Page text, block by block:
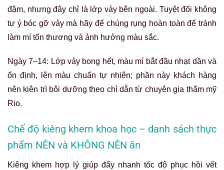
đậm, nhưng đây chỉ là lớp vảy bên ngoài. Tuyệt đối không
tự ý bóc gỡ vảy mà hãy để chúng rụng hoàn toàn để tránh
làm mí tổn thương và ảnh hưởng màu sắc.
Ngày 7–14: Lớp vảy bong hết, màu mí bắt đầu nhạt dần và
ổn định, lên màu chuẩn tự nhiên; phần này khách hàng
nên kiên trì bôi dưỡng theo chỉ dẫn từ chuyên gia thẩm mỹ
Rio.
Chế độ kiêng khem khoa học – danh sách thực
phẩm NÊN và KHÔNG NÊN ăn
Kiêng khem hợp lý giúp đẩy nhanh tốc độ phục hồi vết